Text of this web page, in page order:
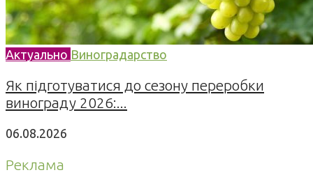
Актуально Виноградарство
Як підготуватися до сезону переробки
винограду 2026:...
06.08.2026
Реклама